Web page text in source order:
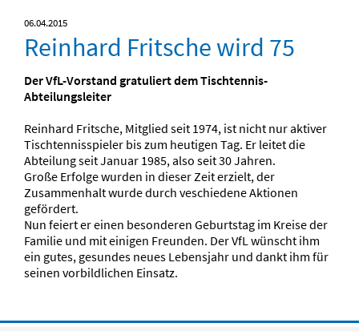
06.04.2015
Reinhard Fritsche wird 75
Der VfL-Vorstand gratuliert dem Tischtennis-
Abteilungsleiter
Reinhard Fritsche, Mitglied seit 1974, ist nicht nur aktiver
Tischtennisspieler bis zum heutigen Tag. Er leitet die
Abteilung seit Januar 1985, also seit 30 Jahren.
Große Erfolge wurden in dieser Zeit erzielt, der
Zusammenhalt wurde durch veschiedene Aktionen
gefördert.
Nun feiert er einen besonderen Geburtstag im Kreise der
Familie und mit einigen Freunden. Der VfL wünscht ihm
ein gutes, gesundes neues Lebensjahr und dankt ihm für
seinen vorbildlichen Einsatz.